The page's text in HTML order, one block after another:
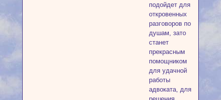
подойдет для
откровенных
разговоров по
душам, зато
станет
прекрасным
помощником
для удачной
работы
адвоката, для